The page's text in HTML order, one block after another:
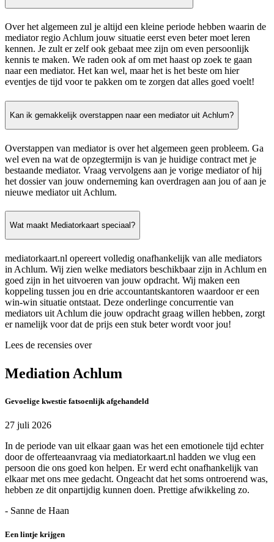
Over het algemeen zul je altijd een kleine periode hebben waarin de
mediator regio Achlum jouw situatie eerst even beter moet leren
kennen. Je zult er zelf ook gebaat mee zijn om even persoonlijk
kennis te maken. We raden ook af om met haast op zoek te gaan
naar een mediator. Het kan wel, maar het is het beste om hier
eventjes de tijd voor te pakken om te zorgen dat alles goed voelt!
Kan ik gemakkelijk overstappen naar een mediator uit Achlum?
Overstappen van mediator is over het algemeen geen probleem. Ga
wel even na wat de opzegtermijn is van je huidige contract met je
bestaande mediator. Vraag vervolgens aan je vorige mediator of hij
het dossier van jouw onderneming kan overdragen aan jou of aan je
nieuwe mediator uit Achlum.
Wat maakt Mediatorkaart speciaal?
mediatorkaart.nl opereert volledig onafhankelijk van alle mediators
in Achlum. Wij zien welke mediators beschikbaar zijn in Achlum en
goed zijn in het uitvoeren van jouw opdracht. Wij maken een
koppeling tussen jou en drie accountantskantoren waardoor er een
win-win situatie ontstaat. Deze onderlinge concurrentie van
mediators uit Achlum die jouw opdracht graag willen hebben, zorgt
er namelijk voor dat de prijs een stuk beter wordt voor jou!
Lees de recensies over
Mediation Achlum
Gevoelige kwestie fatsoenlijk afgehandeld
27 juli 2026
In de periode van uit elkaar gaan was het een emotionele tijd echter
door de offerteaanvraag via mediatorkaart.nl hadden we vlug een
persoon die ons goed kon helpen. Er werd echt onafhankelijk van
elkaar met ons mee gedacht. Ongeacht dat het soms ontroerend was,
hebben ze dit onpartijdig kunnen doen. Prettige afwikkeling zo.
- Sanne de Haan
Een lintje krijgen